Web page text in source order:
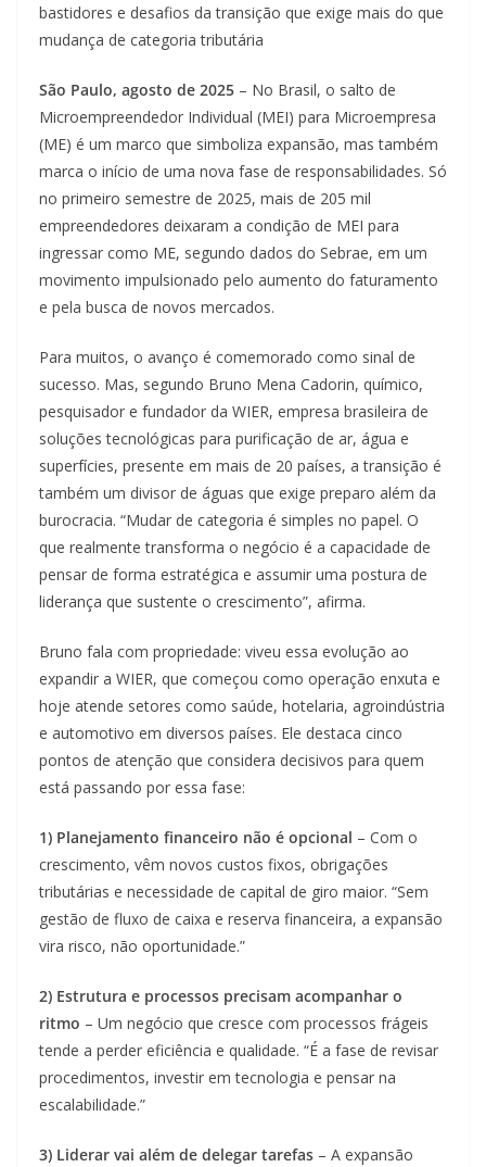
bastidores e desafios da transição que exige mais do que
mudança de categoria tributária
São Paulo, agosto de 2025 – No Brasil, o salto de
Microempreendedor Individual (MEI) para Microempresa
(ME) é um marco que simboliza expansão, mas também
marca o início de uma nova fase de responsabilidades. Só
no primeiro semestre de 2025, mais de 205 mil
empreendedores deixaram a condição de MEI para
ingressar como ME, segundo dados do Sebrae, em um
movimento impulsionado pelo aumento do faturamento
e pela busca de novos mercados.
Para muitos, o avanço é comemorado como sinal de
sucesso. Mas, segundo Bruno Mena Cadorin, químico,
pesquisador e fundador da WIER, empresa brasileira de
soluções tecnológicas para purificação de ar, água e
superfícies, presente em mais de 20 países, a transição é
também um divisor de águas que exige preparo além da
burocracia. “Mudar de categoria é simples no papel. O
que realmente transforma o negócio é a capacidade de
pensar de forma estratégica e assumir uma postura de
liderança que sustente o crescimento”, afirma.
Bruno fala com propriedade: viveu essa evolução ao
expandir a WIER, que começou como operação enxuta e
hoje atende setores como saúde, hotelaria, agroindústria
e automotivo em diversos países. Ele destaca cinco
pontos de atenção que considera decisivos para quem
está passando por essa fase:
1) Planejamento financeiro não é opcional – Com o
crescimento, vêm novos custos fixos, obrigações
tributárias e necessidade de capital de giro maior. “Sem
gestão de fluxo de caixa e reserva financeira, a expansão
vira risco, não oportunidade.”
2) Estrutura e processos precisam acompanhar o
ritmo – Um negócio que cresce com processos frágeis
tende a perder eficiência e qualidade. “É a fase de revisar
procedimentos, investir em tecnologia e pensar na
escalabilidade.”
3) Liderar vai além de delegar tarefas – A expansão